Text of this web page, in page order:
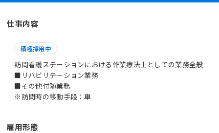
仕事内容
積極採用中
訪問看護ステーションにおける作業療法士としての業務全般
■リハビリテーション業務
■その他付随業務
※訪問時の移動手段：車
雇用形態